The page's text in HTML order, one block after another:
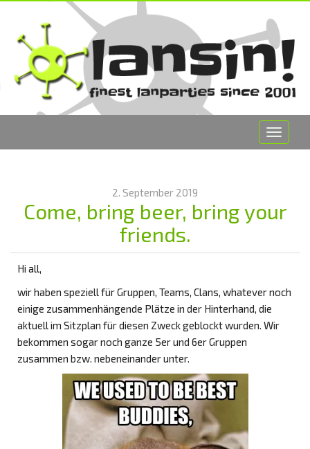
Toggle
2. September 2019
Come, bring beer, bring your
friends.
Hi all,
wir haben speziell für Gruppen, Teams, Clans, whatever noch
einige zusammenhängende Plätze in der Hinterhand, die
aktuell im Sitzplan für diesen Zweck geblockt wurden. Wir
bekommen sogar noch ganze 5er und 6er Gruppen
zusammen bzw. nebeneinander unter.